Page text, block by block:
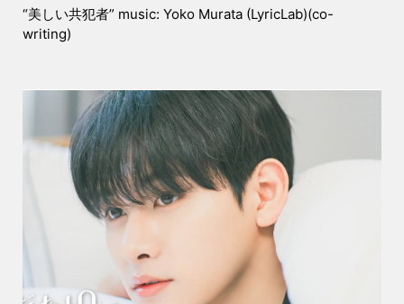
2022.09.02
ついてお話しています！
2022.08.24
クリエイターチームCWFへの登竜門で
ある山口ゼミ、第37期の受付開始!オン
ライン説明会もあります！
リリックラボ26期への参加者を募集し
ます!
“美しい共犯者” music: Yoko Murata (LyricLab)(co-
writing)